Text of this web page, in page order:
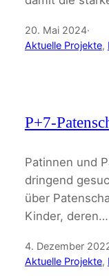
20. Mai 2024·
Aktuelle Projekte,
P+7-
Patinnen und
dringend
über
Kinder, deren…
4. Dezember
Aktuelle Projekte,